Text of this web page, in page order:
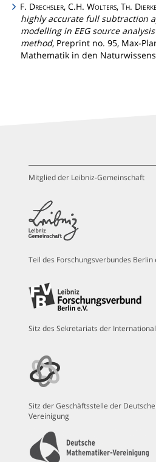
F. Drechsler, C.H.Wolters,Th.
highly accurate full subtraction
modelling in EEG source
method, Preprint no. 95, Max-
Mathematik in den
Mitglied der Leibniz-Gemeinschaft
Teil des Forschungsverbundes Berlin
Sitz des Sekretariats der
Sitz der Geschäftsstelle der
Vereinigung